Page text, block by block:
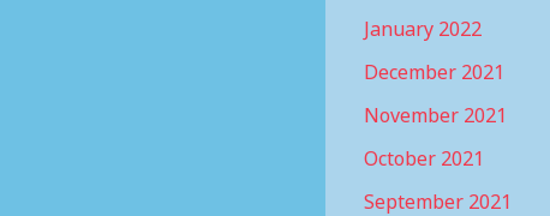
January 2022
December 2021
November 2021
October 2021
September 2021